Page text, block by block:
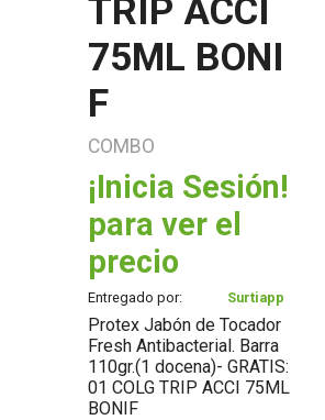
TRIP ACCI
75ML BONI
F
COMBO
¡Inicia Sesión!
para ver el
precio
Entregado por: Surtiapp
Protex Jabón de Tocador
Fresh Antibacterial. Barra
110gr.(1 docena)- GRATIS:
01 COLG TRIP ACCI 75ML
BONIF